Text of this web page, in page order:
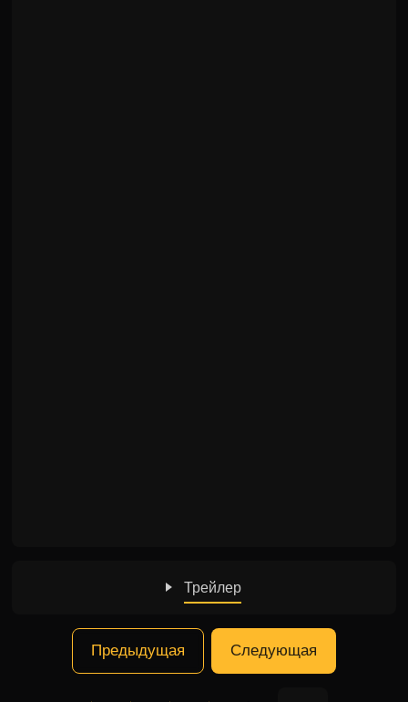
Трейлер
Предыдущая Следующая